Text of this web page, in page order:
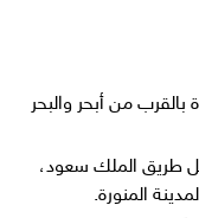
من أبحر والبحر
طريق الملك سعود،
المنورة.